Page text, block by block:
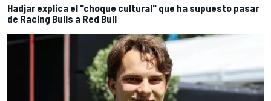
Hadjar explica el "choque cultural" que ha supuesto pasar
de Racing Bulls a Red Bull